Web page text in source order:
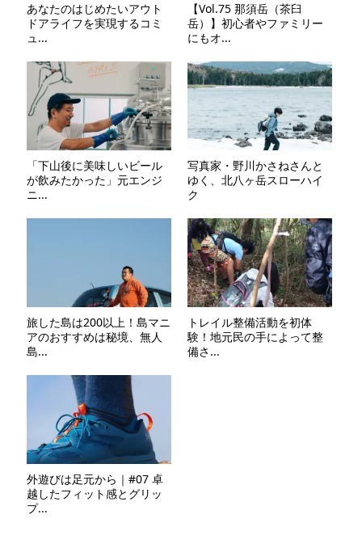
あなたのはじめたいアウト
ドアライフを実現するコミ
ュ...
【Vol.75 那須岳（茶臼
岳）】初心者やファミリー
にもオ...
「下山後に美味しいビール
が飲みたかった」元エンジ
ニ...
写真家・野川かさねさんと
ゆく、北八ヶ岳スローハイ
ク
旅した島は200以上！島マニ
アのおすすめは秘境、無人
島...
トレイル整備活動を初体
験！地元民の手によって整
備さ...
外遊びは足元から｜#07 卓
越したフィット感とグリッ
プ...